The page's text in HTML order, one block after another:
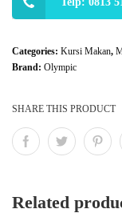
Categories: Kursi Makan,
Brand: Olympic
SHARE THIS PRODUCT
Related